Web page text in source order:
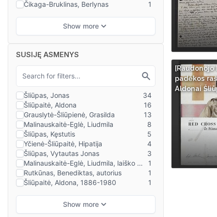
SUSIJĘ ASMENYS
[Raudonojo
padėkos
Aldonai